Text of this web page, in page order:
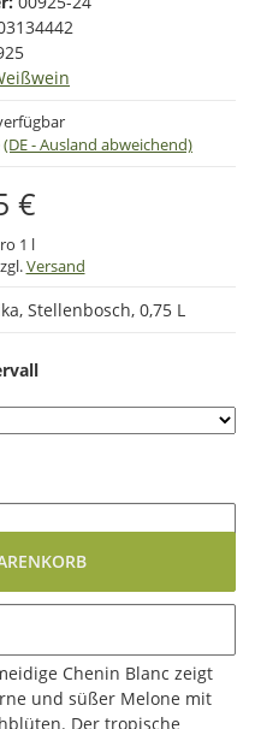
(DE - Ausland abweichend)
€
1 l
Versand
Stellenbosch, 0,75 L
Chenin Blanc zeigt
und süßer Melone mit
Der tropische